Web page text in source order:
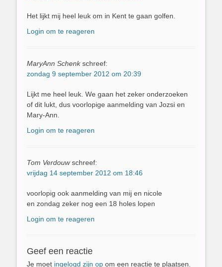
Het lijkt mij heel leuk om in Kent te gaan golfen.
Login om te reageren
MaryAnn Schenk schreef:
zondag 9 september 2012 om 20:39
Lijkt me heel leuk. We gaan het zeker onderzoeken
of dit lukt, dus voorlopige aanmelding van Jozsi en
Mary-Ann.
Login om te reageren
Tom Verdouw schreef:
vrijdag 14 september 2012 om 18:46
voorlopig ook aanmelding van mij en nicole
en zondag zeker nog een 18 holes lopen
Login om te reageren
Geef een reactie
Je moet ingelogd zijn op om een reactie te plaatsen.